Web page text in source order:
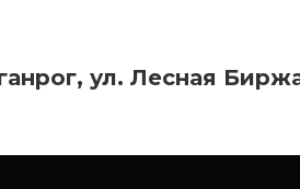
ул. Лесная